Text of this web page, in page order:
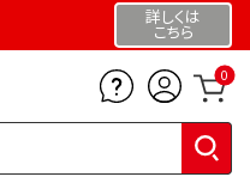
詳しくは
こちら
0